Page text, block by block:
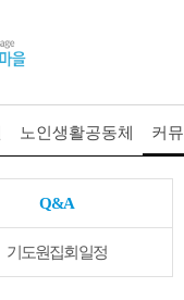
노인생활공동체 커
Q&A
기도원집회일정